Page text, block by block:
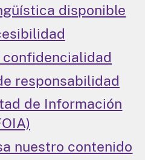
disponible
responsabilidad
de Información
nuestro contenido